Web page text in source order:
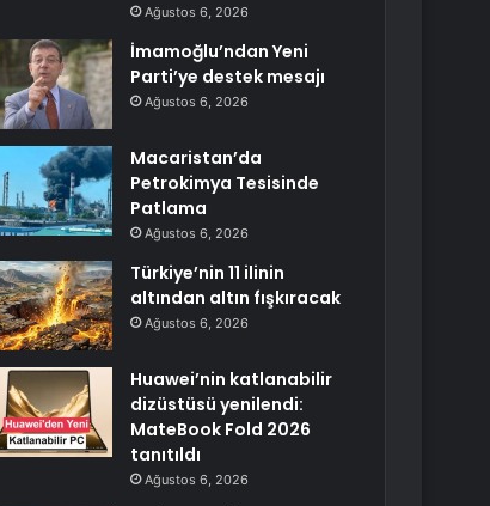
Ağustos 6, 2026
İmamoğlu’ndan Yeni
Parti’ye destek mesajı
Ağustos 6, 2026
Macaristan’da
Petrokimya Tesisinde
Patlama
Ağustos 6, 2026
Türkiye’nin 11 ilinin
altından altın fışkıracak
Ağustos 6, 2026
Huawei’nin katlanabilir
dizüstüsü yenilendi:
MateBook Fold 2026
tanıtıldı
Ağustos 6, 2026